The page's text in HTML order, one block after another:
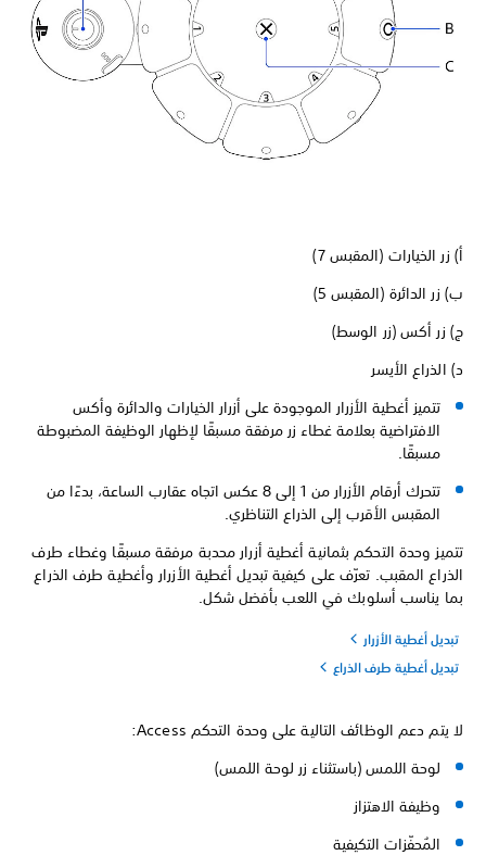
أ) زر الخيارات (المقبس 7)
ب) زر الدائرة (المقبس 5)
ج) زر أكس (زر الوسط)
د) الذراع الأيسر
تتميز أغطية الأزرار الموجودة على أزرار الخيارات والدائرة وأكس
الافتراضية بعلامة غطاء زر مرفقة مسبقًا لإظهار الوظيفة المضبوطة
مسبقًا.
تتحرك أرقام الأزرار من 1 إلى 8 عكس اتجاه عقارب الساعة، بدءًا من
المقبس الأقرب إلى الذراع التناظري.
تتميز وحدة التحكم بثمانية أغطية أزرار محدبة مرفقة مسبقًا وغطاء طرف
الذراع المقبب. تعرّف على كيفية تبديل أغطية الأزرار وأغطية طرف الذراع
بما يناسب أسلوبك في اللعب بأفضل شكل.
تبديل أغطية الأزرار
تبديل أغطية طرف الذراع
لا يتم دعم الوظائف التالية على وحدة التحكم Access:
لوحة اللمس (باستثناء زر لوحة اللمس)
وظيفة الاهتزاز
المُحفّزات التكيفية